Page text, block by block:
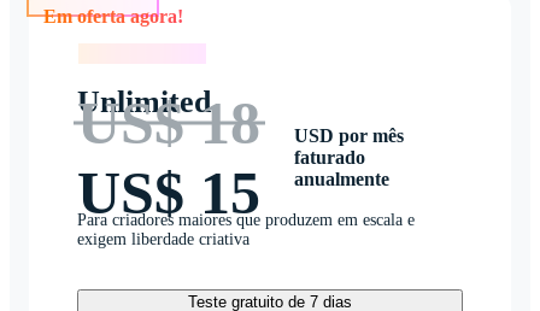
Unlimited
US$ 18
US$ 15
USD por mês
faturado
anualmente
Para criadores maiores que produzem em escala e
exigem liberdade criativa
Teste gratuito de 7 dias